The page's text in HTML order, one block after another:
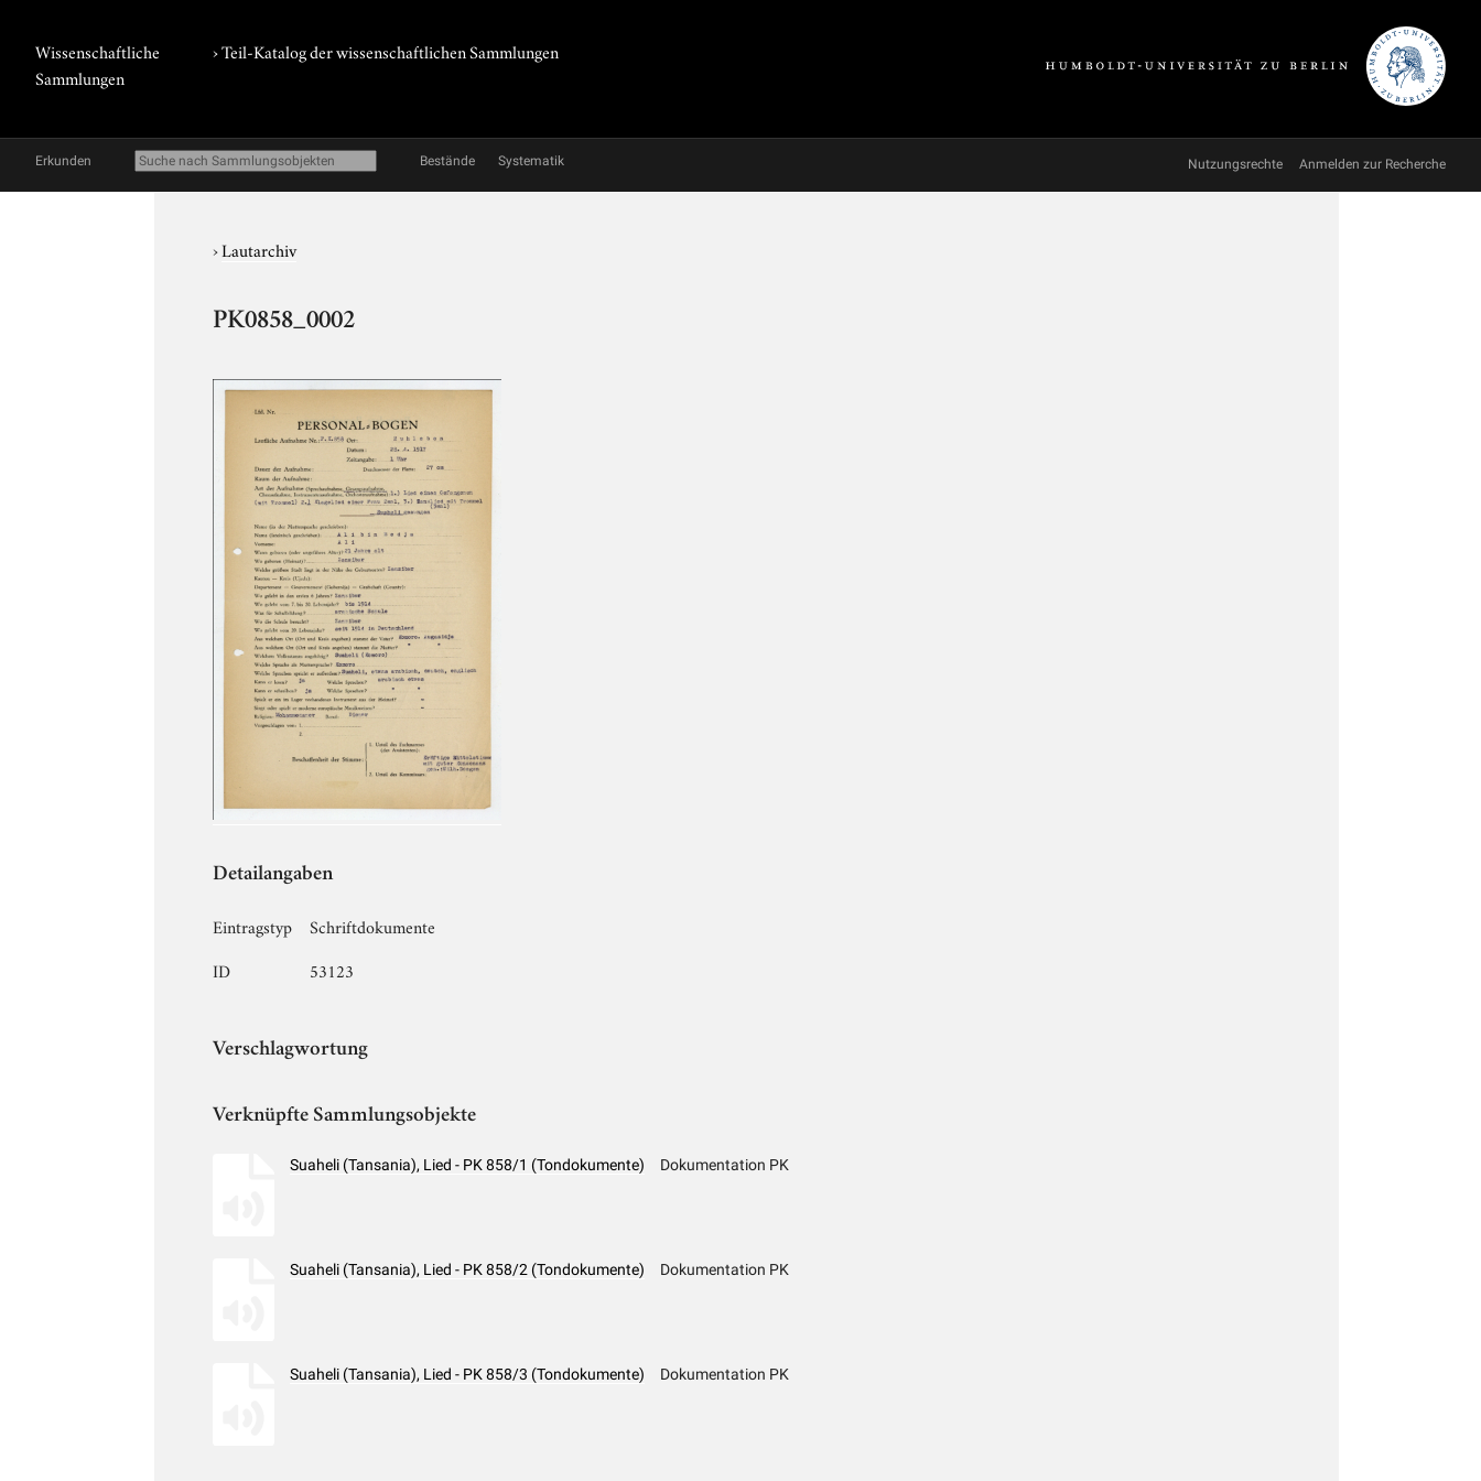
Wissenschaftliche
Sammlungen
› Teil-Katalog der wissenschaftlichen Sammlungen
Erkunden Bestände Systematik Nutzungsrechte Anmelden zur Recherche
›Lautarchiv
PK0858_0002
Detailangaben
Eintragstyp
Schriftdokumente
ID
53123
Verschlagwortung
Verknüpfte Sammlungsobjekte
Suaheli (Tansania), Lied - PK 858/1 (Tondokumente) Dokumentation PK
Suaheli (Tansania), Lied - PK 858/2 (Tondokumente) Dokumentation PK
Suaheli (Tansania), Lied - PK 858/3 (Tondokumente) Dokumentation PK